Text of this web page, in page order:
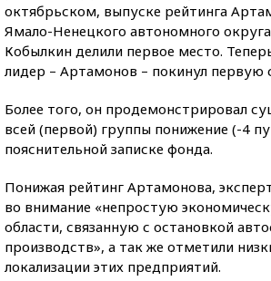
октябрьском, выпуске рейтинга
Ямало-Ненецкого автономного
Кобылкин делили первое место.
лидер – Артамонов – покинул первую
Более того, он продемонстрировал
всей (первой) группы понижение (-4
пояснительной записке фонда.
Понижая рейтинг Артамонова,
во внимание «непростую
области, связанную с остановкой
производств», а так же отметили
локализации этих предприятий.